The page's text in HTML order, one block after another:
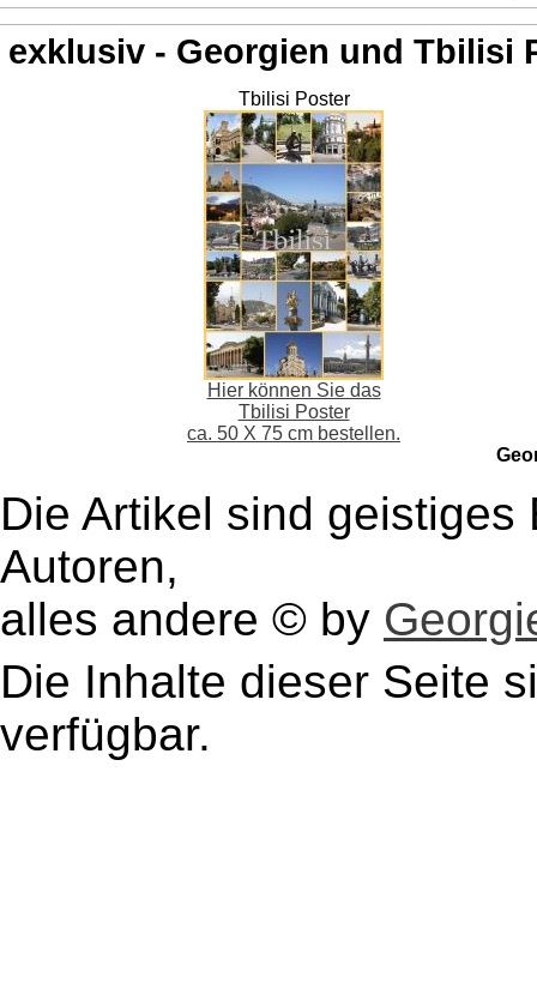
exklusiv - Georgien und Tbilisi
Tbilisi Poster
Hier können Sie das
Tbilisi Poster
ca. 50 X 75 cm bestellen.
Die Artikel sind
Autoren,
alles andere © by
Die Inhalte dieser Seite
verfügbar.